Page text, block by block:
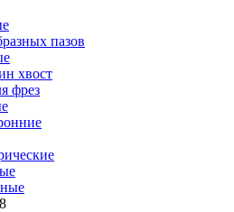
пазов
хвост
фрез